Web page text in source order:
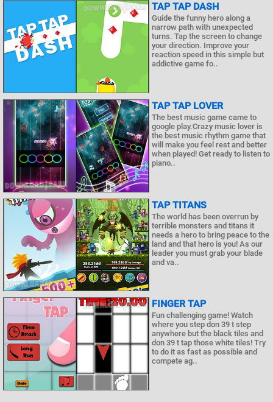
TAP TAP DASH
Guide the funny hero along a
narrow path with unexpected
turns. Tap the screen to change
your direction. Improve your
reaction speed in this simple but
addictive game fo..
TAP TAP LOVER
The best music game came to
google play.Crazy music lover is
the best music rhythm game that
will make you feel rest and better
when played! Get ready to listen to
piano..
TAP TITANS
The world has been overrun by
terrible monsters and titans it
needs a hero to bring peace to the
land and that hero is you! As our
leader you must grab your blade
and va..
FINGER TAP
Fun challenging game! Watch
where you step don 39 t step
anywhere but the black tiles and
don 39 t tap those white tiles! Try
to do it as fast as possible and
compete ag..